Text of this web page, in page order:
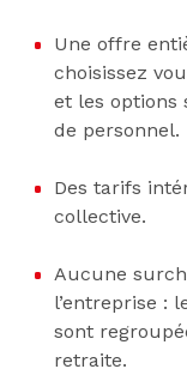
Une offre
choisissez
et les options
de personnel.
Des tarifs
collective.
Aucune
l’entreprise :
sont
retraite.